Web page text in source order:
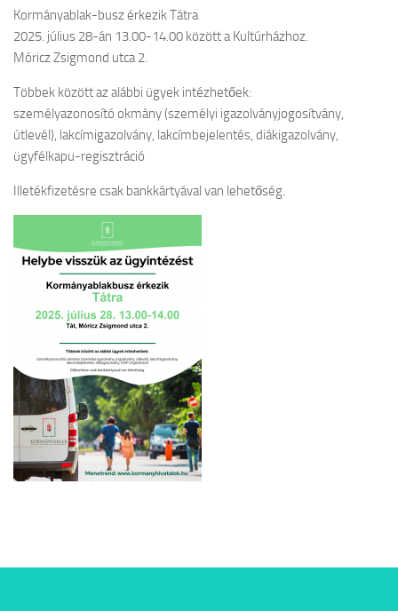
Kormányablak-busz érkezik Tátra
2025. július 28-án 13.00-14.00 között a Kultúrházhoz.
Móricz Zsigmond utca 2.
Többek között az alábbi ügyek intézhetőek:
személyazonosító okmány (személyi igazolványjogosítvány,
útlevél), lakcímigazolvány, lakcímbejelentés, diákigazolvány,
ügyfélkapu-regisztráció
Illetékfizetésre csak bankkártyával van lehetőség.